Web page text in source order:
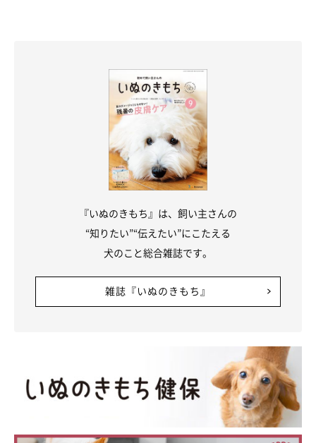
お茶子ちゃんを家族に迎えて、楽しい日々を過ごしている飼い主
さん夫婦。夫婦喧嘩をしてもお茶子ちゃんが切ない目で見つめて
「可愛くて仕方がないで
お茶子ちゃんとどのように過ごしていきたいか、飼い主さんにい
『いぬのきもち』は、飼い主さんの
“知りたい”“伝えたい”にこたえる
犬のこと総合雑誌です。
雑誌『いぬのきもち』